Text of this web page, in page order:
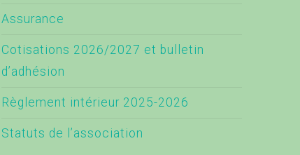
Assurance
Cotisations 2026/2027 et bulletin
d’adhésion
Règlement intérieur 2025-2026
Statuts de l’association